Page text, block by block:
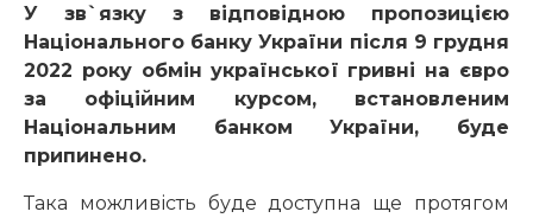
У зв`язку з відповідною пропозицією
Національного банку України після 9 грудня
2022 року обмін української гривні на євро
за офіційним курсом, встановленим
Національним банком України, буде
припинено.
Така можливість буде доступна ще протягом